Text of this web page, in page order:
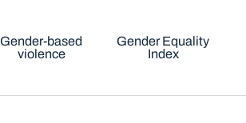
Gender-based
violence
Gender Equality
Index